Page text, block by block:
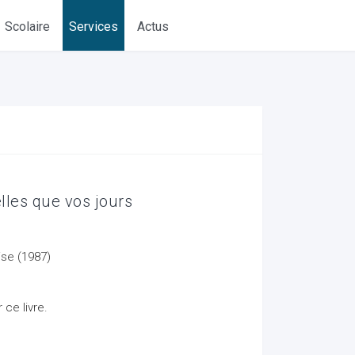
Scolaire Services Actus
que vos jours
(1987)
ce livre.